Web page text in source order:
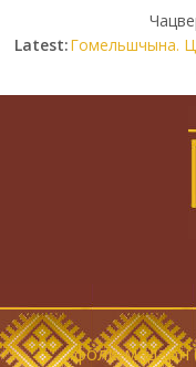
Latest:Гомельшчына.
Нічога не
беларуская
Запрашаем у
… фолк-мадэрн